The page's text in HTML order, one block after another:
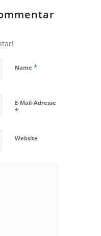
Name *
E-Mail-Adresse
*
Website